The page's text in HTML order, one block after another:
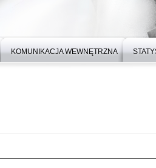
KOMUNIKACJA WEWNĘTRZNA